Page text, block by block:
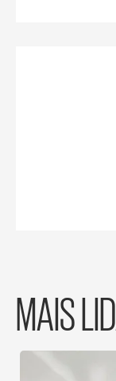
MAIS